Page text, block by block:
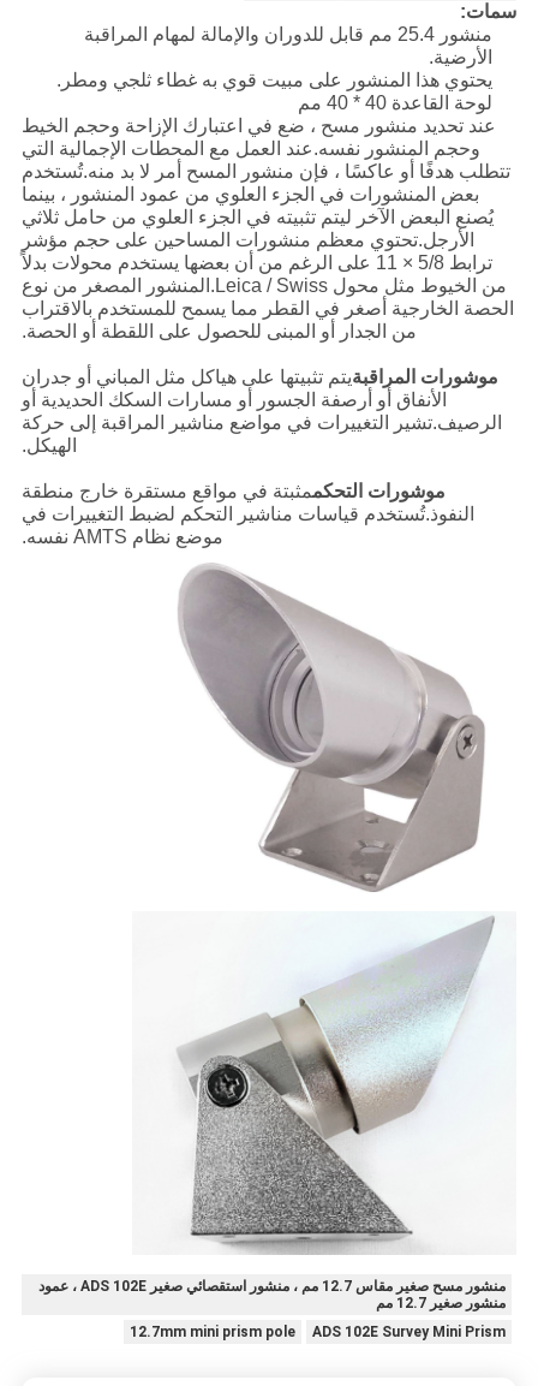
سمات:
منشور 25.4 مم قابل للدوران والإمالة لمهام المراقبة
الأرضية.
يحتوي هذا المنشور على مبيت قوي به غطاء ثلجي ومطر.
لوحة القاعدة 40 * 40 مم
عند تحديد منشور مسح ، ضع في اعتبارك الإزاحة وحجم الخيط
وحجم المنشور نفسه.عند العمل مع المحطات الإجمالية التي
تتطلب هدفًا أو عاكسًا ، فإن منشور المسح أمر لا بد منه.تُستخدم
بعض المنشورات في الجزء العلوي من عمود المنشور ، بينما
يُصنع البعض الآخر ليتم تثبيته في الجزء العلوي من حامل ثلاثي
الأرجل.تحتوي معظم منشورات المساحين على حجم مؤشر
ترابط 5/8 × 11 على الرغم من أن بعضها يستخدم محولات بدلاً
من الخيوط مثل محول Leica / Swiss.المنشور المصغر من نوع
الحصة الخارجية أصغر في القطر مما يسمح للمستخدم بالاقتراب
من الجدار أو المبنى للحصول على اللقطة أو الحصة.
موشورات المراقبةيتم تثبيتها على هياكل مثل المباني أو جدران
الأنفاق أو أرصفة الجسور أو مسارات السكك الحديدية أو
الرصيف.تشير التغييرات في مواضع مناشير المراقبة إلى حركة
الهيكل.
موشورات التحكممثبتة في مواقع مستقرة خارج منطقة
النفوذ.تُستخدم قياسات مناشير التحكم لضبط التغييرات في
موضع نظام AMTS نفسه.
منشور مسح صغير مقاس 12.7 مم ، منشور استقصائي صغير ADS 102E ، عمود
منشور صغير 12.7 مم
ADS 102E Survey Mini Prism
12.7mm mini prism pole